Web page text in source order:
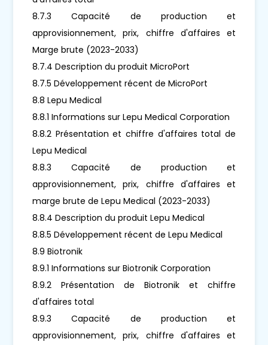
8.7.3 Capacité de production et
approvisionnement, prix, chiffre d'affaires et
Marge brute (2023-2033)
8.7.4 Description du produit MicroPort
8.7.5 Développement récent de MicroPort
8.8 Lepu Medical
8.8.1 Informations sur Lepu Medical Corporation
8.8.2 Présentation et chiffre d'affaires total de
Lepu Medical
8.8.3 Capacité de production et
approvisionnement, prix, chiffre d'affaires et
marge brute de Lepu Medical (2023-2033)
8.8.4 Description du produit Lepu Medical
8.8.5 Développement récent de Lepu Medical
8.9 Biotronik
8.9.1 Informations sur Biotronik Corporation
8.9.2 Présentation de Biotronik et chiffre
d'affaires total
8.9.3 Capacité de production et
approvisionnement, prix, chiffre d'affaires et